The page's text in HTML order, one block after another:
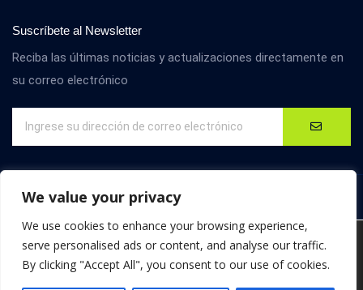
We value your privacy
We use cookies to enhance your browsing experience,
serve personalised ads or content, and analyse our traffic.
By clicking "Accept All", you consent to our use of cookies.
Suscríbete al Newsletter
Reciba las últimas noticias y actualizaciones directamente en
su correo electrónico
© D4M International. Todos los derechos reservados.
We are using cookies to give you the best experience on our
website.
You can find out more about which cookies we are using or